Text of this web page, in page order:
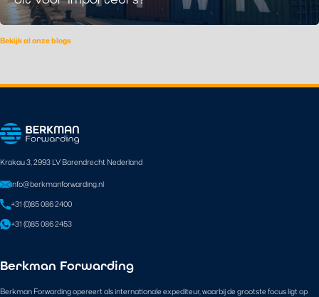
Bekijk al onze blogs
Krakau 3, 2993 LV Barendrecht Nederland
info@berkmanforwarding.nl
+31 (0)85 086 2400
+31 (0)85 086 2453
Berkman Forwarding
Berkman Forwarding opereert als internationale expediteur, waarbij de grootste focus ligt op